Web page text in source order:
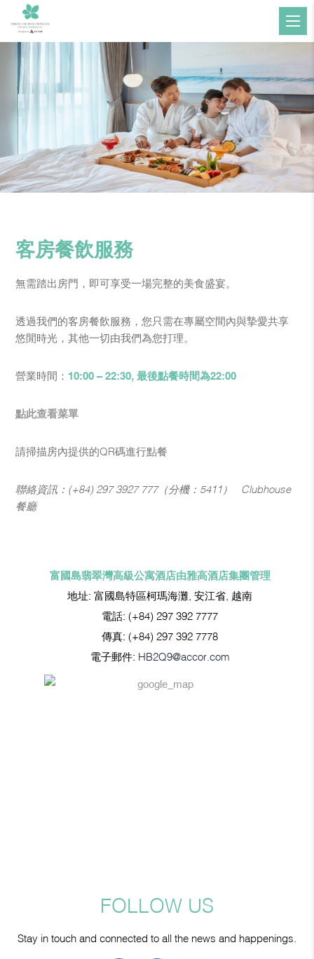
客房餐飲服務
無需踏出房門，即可享受一場完整的美食盛宴。
透過我們的客房餐飲服務，您只需在專屬空間內與摯愛共享
悠閒時光，其他一切由我們為您打理。
營業時間： 10:00 – 22:30, 最後點餐時間為22:00
點此查看菜單
請掃描房內提供的QR碼進行點餐
聯絡資訊：(+84) 297 3927 777（分機：5411）– Clubhouse
餐廳
富國島翡翠灣高級公寓酒店由雅高酒店集團管理
地址: 富國島特區柯瑪海灘, 安江省, 越南
電話: (+84) 297 392 7777
傳真: (+84) 297 392 7778
電子郵件: HB2Q9@accor.com
FOLLOW US
Stay in touch and connected to all the news and happenings.